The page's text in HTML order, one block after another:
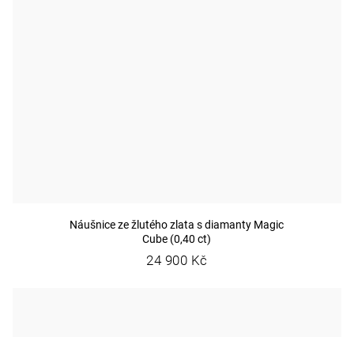
Náušnice ze žlutého zlata s diamanty Magic
Cube (0,40 ct)
24 900 Kč